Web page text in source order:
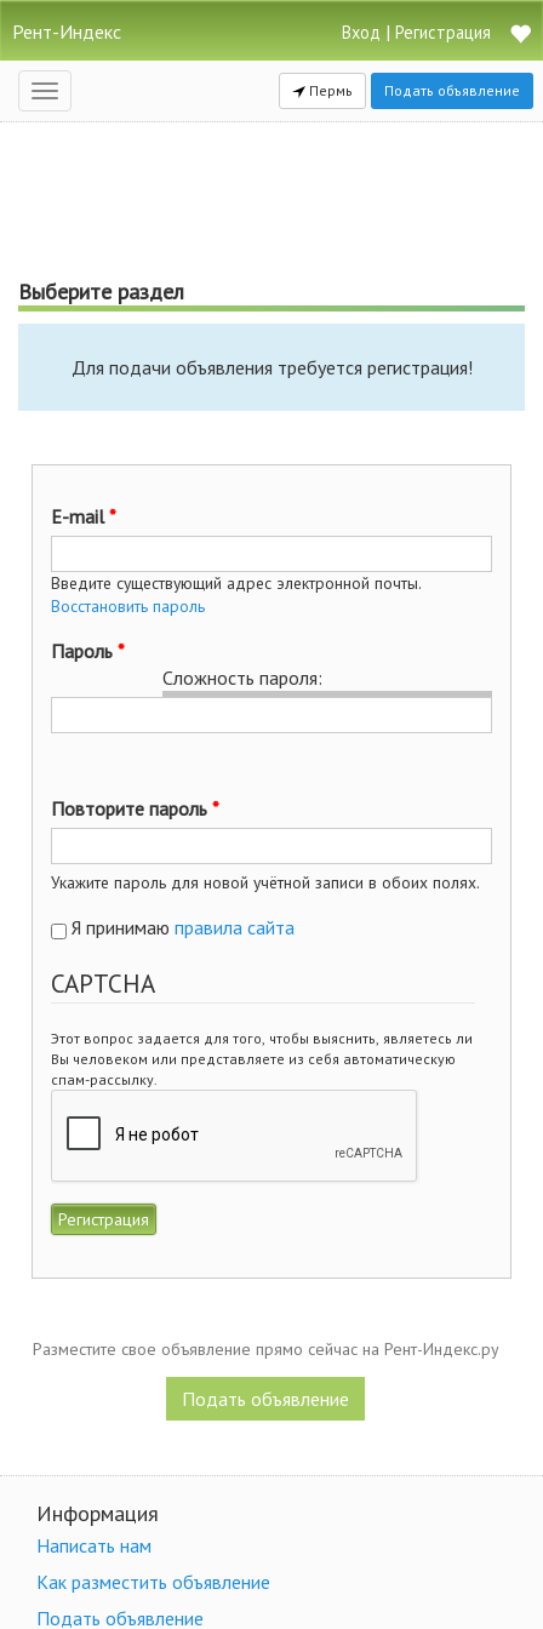
Рент-Индекс Вход | Регистрация
Открыть
навигацию
Пермь Подать объявление
Выберите раздел
Для подачи объявления требуется регистрация!
E-mail*
Введите существующий адрес электронной почты.
Восстановить пароль
Сложность пароля:
Пароль *
Повторите пароль *
Укажите пароль для новой учётной записи в обоих полях.
Я принимаю правила сайта
CAPTCHA
Этот вопрос задается для того, чтобы выяснить, являетесь ли
Вы человеком или представляете из себя автоматическую
спам-рассылку.
Разместите свое объявление прямо сейчас на Рент-Индекс.ру
Подать объявление
Информация
Написать нам
Как разместить объявление
Подать объявление